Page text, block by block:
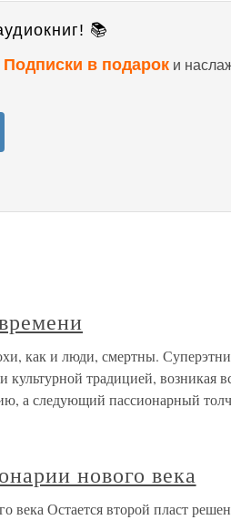
📚
в подарок и
как и люди, смертны.
традицией, возникая
а следующий пассионарный
нового века
века Остается второй пласт